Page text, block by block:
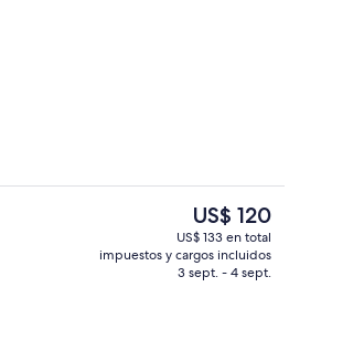
Interior
El
precio
actual
es
US$ 120
US$ 133 en total
impuestos y cargos incluidos
3 sept. - 4 sept.